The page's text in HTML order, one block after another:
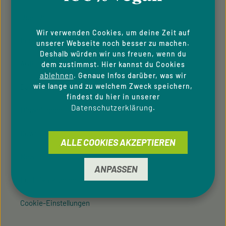
Impressum
Datenschutzhinweise
Hinweisgeber­system
Downloads
Newsletter
Cookie-Einstellungen
Wir verwenden Cookies, um deine Zeit auf
unserer Webseite noch besser zu machen.
Deshalb würden wir uns freuen, wenn du
dem zustimmst. Hier kannst du Cookies
ablehnen. Genaue Infos darüber, was wir
wie lange und zu welchem Zweck speichern,
findest du hier in unserer
Datenschutzerklärung.
ANPASSEN
ALLE COOKIES AKZEPTIEREN